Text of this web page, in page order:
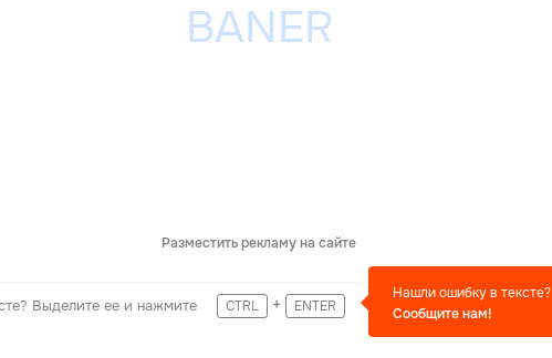
Разместить рекламу на сайте
Выделите ее и нажмите CTRL + ENTER
Нашли ошибку в тексте?
Сообщите нам!